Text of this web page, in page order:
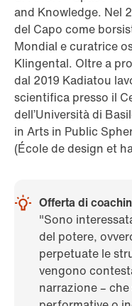
and Knowledge. Nel
del Capo come
Mondial e curatrice
Klingental. Oltre a
dal 2019 Kadiatou
scientifica presso il
dell’Università di
in Arts in Public
(École de design et
Offerta di
"Sono
del potere,
perpetuate le
vengono
narrazione –